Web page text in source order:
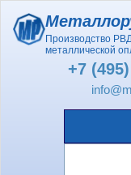
Производство
металлической
+7